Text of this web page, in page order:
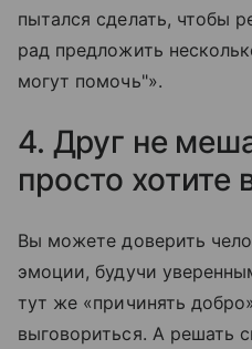
пытался сделать, чтобы
рад предложить
могут помочь"».
4. Друг не
просто хотите
Вы можете доверить
эмоции, будучи
тут же «причинять
выговориться. А решать